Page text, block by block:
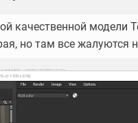
качественной модели
но там все жалуются